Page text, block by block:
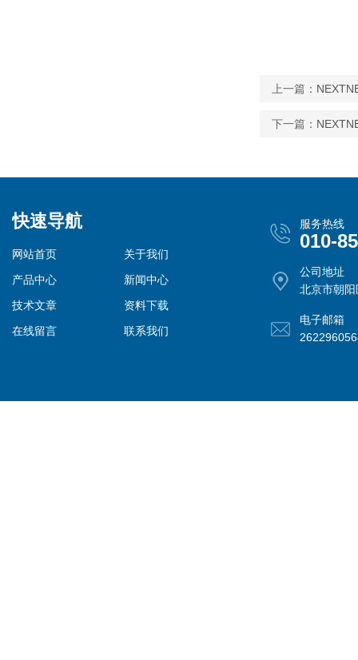
上一篇：
下一篇：
快速导航
网站首页
关于我们
产品中心
新闻中心
技术文章
资料下载
在线留言
联系我们
服务热线
010-
公司地址
北京市朝
电子邮箱